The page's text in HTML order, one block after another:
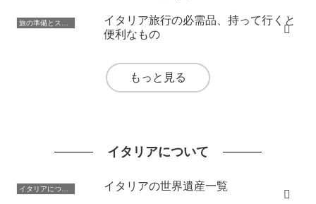
旅の準備とスリ対策
イタリア旅行の必需品、持って行くと
便利なもの
もっと見る
イタリアについて
イタリアの世界遺産一覧